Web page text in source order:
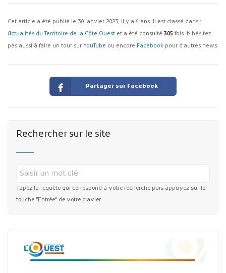
Cet article a été publié le 30 janvier 2023, il y a 4 ans. Il est classé dans :
Actualités du Territoire de la Côte Ouest et a été consulté 305 fois. N'hésitez
pas aussi à faire un tour sur YouTube ou encore Facebook pour d'autres news.
Partager sur Facebook
Rechercher sur le site
Tapez la requête qui correspond à votre recherche puis appuyez sur la
touche "Entrée" de votre clavier.